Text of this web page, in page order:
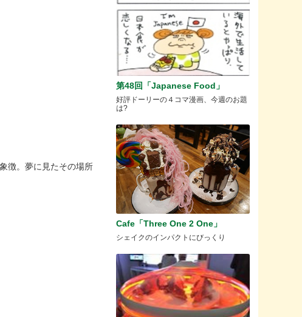
徴。夢に見たその場所
第48回「Japanese Food」
好評ドーリーの４コマ漫画、今週のお題
は?
Cafe「Three One 2 One」
シェイクのインパクトにびっくり